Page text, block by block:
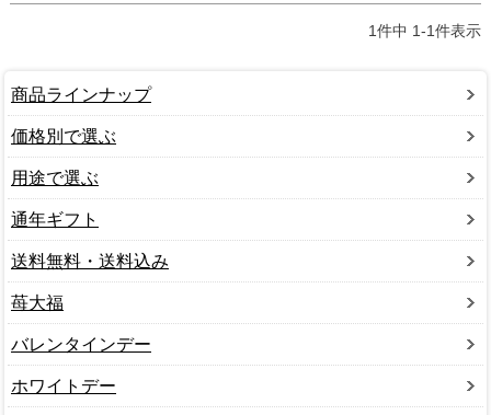
1件中 1-1件表示
商品ラインナップ
価格別で選ぶ
用途で選ぶ
通年ギフト
送料無料・送料込み
苺大福
バレンタインデー
ホワイトデー